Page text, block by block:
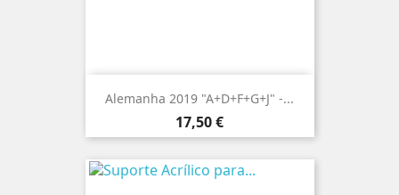
Alemanha 2019 "A+D+F+G+J" -...
Preço
17,50 €